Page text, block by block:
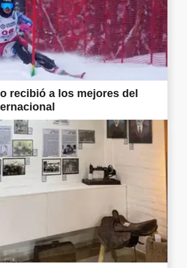
recibió a los mejores del